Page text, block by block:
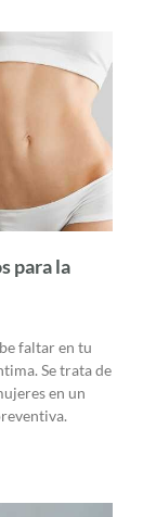
para la
faltar en tu
Se trata de
en un